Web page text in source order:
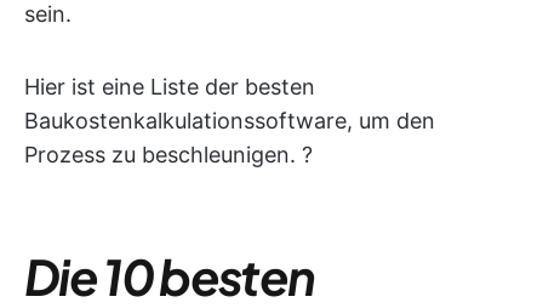
sein.
Hier ist eine Liste der besten
Baukostenkalkulationssoftware, um den
Prozess zu beschleunigen. ?
Die 10 besten